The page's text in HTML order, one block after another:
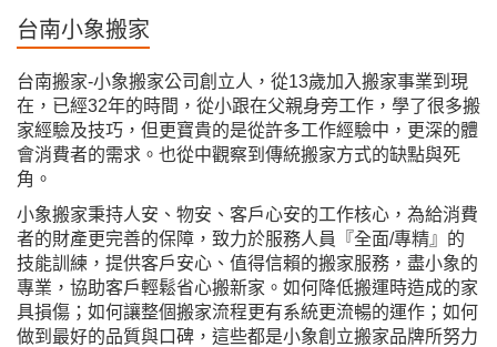
台南小象搬家
台南搬家-小象搬家公司創立人，從13歲加入搬家事業到現
在，已經32年的時間，從小跟在父親身旁工作，學了很多搬
家經驗及技巧，但更寶貴的是從許多工作經驗中，更深的體
會消費者的需求。也從中觀察到傳統搬家方式的缺點與死
角。
小象搬家秉持人安、物安、客戶心安的工作核心，為給消費
者的財產更完善的保障，致力於服務人員『全面/專精』的
技能訓練，提供客戶安心、值得信賴的搬家服務，盡小象的
專業，協助客戶輕鬆省心搬新家。如何降低搬運時造成的家
具損傷；如何讓整個搬家流程更有系統更流暢的運作；如何
做到最好的品質與口碑，這些都是小象創立搬家品牌所努力